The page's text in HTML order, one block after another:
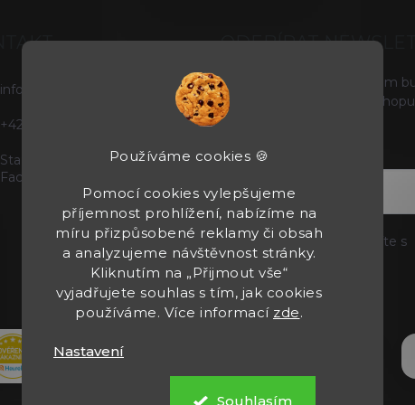
Používáme cookies 🍪
Pomocí cookies vylepšujeme
příjemnost prohlížení, nabízíme na
míru přizpůsobené reklamy či obsah
a analyzujeme návštěvnost stránky.
Kliknutím na „Přijmout vše“
vyjadřujete souhlas s tím, jak cookies
používáme. Více informací zde.
Nastavení
Souhlasím
info
+420725729739
Staňte se našimi fanoušky na
Facebooku
ODEBÍRAT
Vložte svůj e-mail a my vám
produktech na našem e-
E-MAIL
Vložením e-mailu souhlasíte s
Přihlásit se